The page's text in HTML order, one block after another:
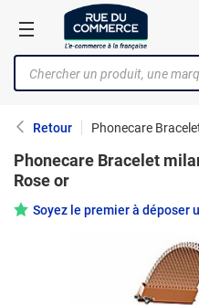
Retour
Phonecare Bracelet
Rose or
Soyez le premier à déposer